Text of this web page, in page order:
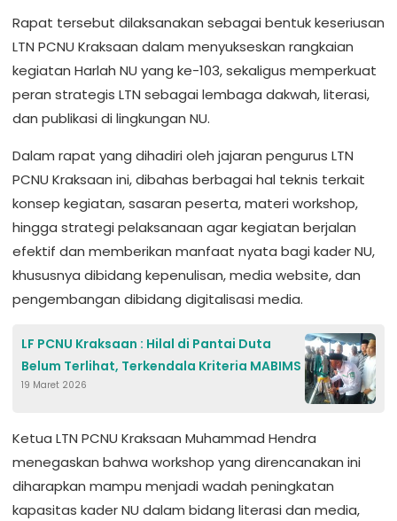
Rapat tersebut dilaksanakan sebagai bentuk keseriusan
LTN PCNU Kraksaan dalam menyukseskan rangkaian
kegiatan Harlah NU yang ke-103, sekaligus memperkuat
peran strategis LTN sebagai lembaga dakwah, literasi,
dan publikasi di lingkungan NU.
Dalam rapat yang dihadiri oleh jajaran pengurus LTN
PCNU Kraksaan ini, dibahas berbagai hal teknis terkait
konsep kegiatan, sasaran peserta, materi workshop,
hingga strategi pelaksanaan agar kegiatan berjalan
efektif dan memberikan manfaat nyata bagi kader NU,
khususnya dibidang kepenulisan, media website, dan
pengembangan dibidang digitalisasi media.
LF PCNU Kraksaan : Hilal di Pantai Duta
Belum Terlihat, Terkendala Kriteria MABIMS
19 Maret 2026
Ketua LTN PCNU Kraksaan Muhammad Hendra
menegaskan bahwa workshop yang direncanakan ini
diharapkan mampu menjadi wadah peningkatan
kapasitas kader NU dalam bidang literasi dan media,